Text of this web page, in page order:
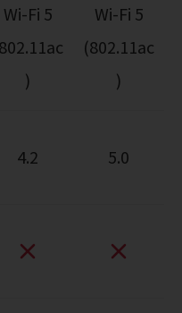
Wi-Fi 5
)
Wi-Fi 5
(802.11ac
)
4.2 5.0